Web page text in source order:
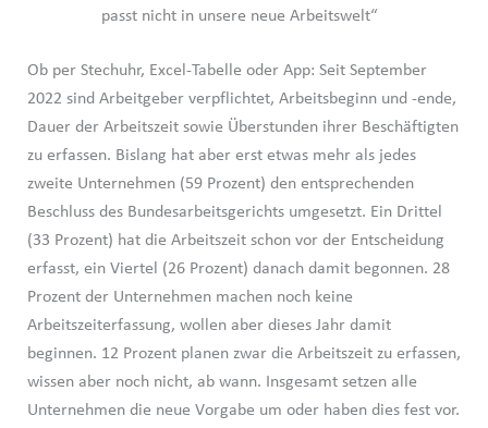
passt nicht in unsere neue Arbeitswelt“
Ob per Stechuhr, Excel-Tabelle oder App: Seit September
2022 sind Arbeitgeber verpflichtet, Arbeitsbeginn und -ende,
Dauer der Arbeitszeit sowie Überstunden ihrer Beschäftigten
zu erfassen. Bislang hat aber erst etwas mehr als jedes
zweite Unternehmen (59 Prozent) den entsprechenden
Beschluss des Bundesarbeitsgerichts umgesetzt. Ein Drittel
(33 Prozent) hat die Arbeitszeit schon vor der Entscheidung
erfasst, ein Viertel (26 Prozent) danach damit begonnen. 28
Prozent der Unternehmen machen noch keine
Arbeitszeiterfassung, wollen aber dieses Jahr damit
beginnen. 12 Prozent planen zwar die Arbeitszeit zu erfassen,
wissen aber noch nicht, ab wann. Insgesamt setzen alle
Unternehmen die neue Vorgabe um oder haben dies fest vor.